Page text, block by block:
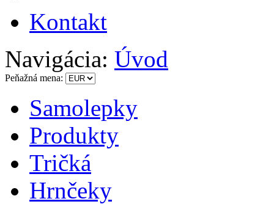
Kontakt
Navigácia: Úvod
Peňažná mena:
Samolepky
Produkty
Tričká
Hrnčeky